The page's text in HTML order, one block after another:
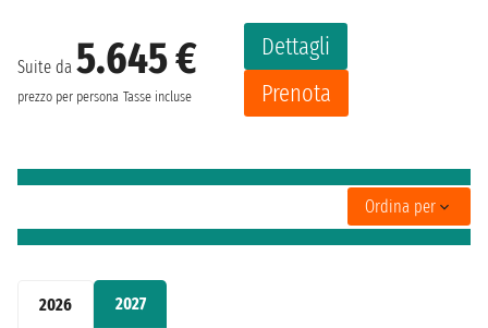
2026 2027
Suite da 5.645 €
prezzo per persona Tasse incluse
Dettagli
Prenota
Ordina per